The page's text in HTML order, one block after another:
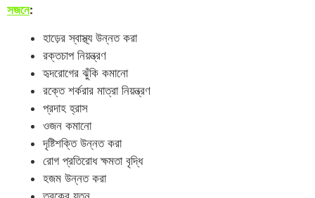
সজনে:
হাড়ের স্বাস্থ্য উন্নত করা
রক্তচাপ নিয়ন্ত্রণ
হৃদরোগের ঝুঁকি কমানো
রক্তে শর্করার মাত্রা নিয়ন্ত্রণ
প্রদাহ হ্রাস
ওজন কমানো
দৃষ্টিশক্তি উন্নত করা
রোগ প্রতিরোধ ক্ষমতা বৃদ্ধি
হজম উন্নত করা